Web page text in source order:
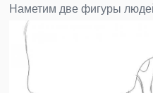
Наметим две фигуры